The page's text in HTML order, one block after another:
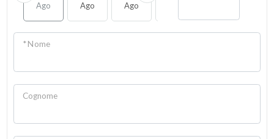
Ago Ago Ago
* Nome
Cognome